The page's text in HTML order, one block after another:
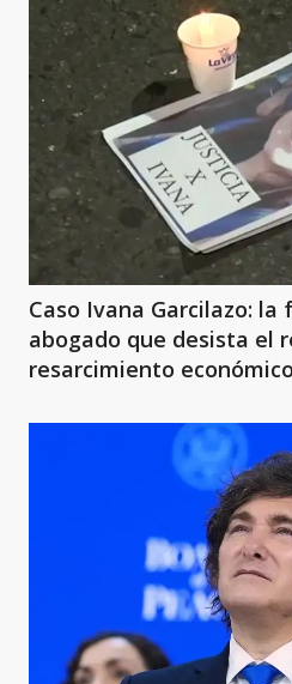
Caso Ivana Garcilazo:
abogado que desista el
resarcimiento económico